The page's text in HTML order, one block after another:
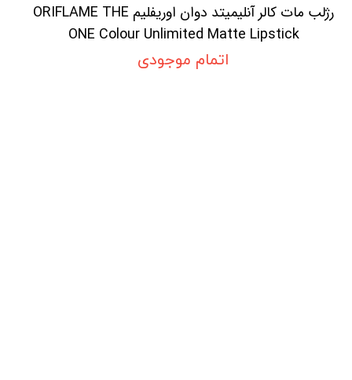
رژلب مات کالر آنلیمیتد دوان اوریفلیم ORIFLAME THE
ONE Colour Unlimited Matte Lipstick
اتمام موجودی